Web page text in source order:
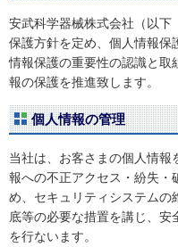
安武科学器械株式会社（以下
保護方針を定め、個人情報保
情報保護の重要性の認識と取
報の保護を推進致します。
個人情報の管理
当社は、お客さまの個人情
報への不正アクセス・紛失・
め、セキュリティシステムの
底等の必要な措置を講じ、安
を行ないます。